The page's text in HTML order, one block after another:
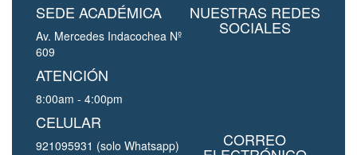
SEDE ACADÉMICA
Av. Mercedes Indacochea Nº
609
ATENCIÓN
8:00am - 4:00pm
CELULAR
921095931 (solo Whatsapp)
NUESTRAS REDES
SOCIALES
CORREO